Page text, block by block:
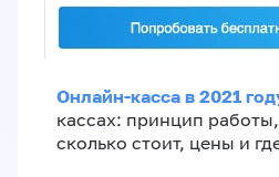
Онлайн-касса в 2021
кассах: принцип
сколько стоит, цены и